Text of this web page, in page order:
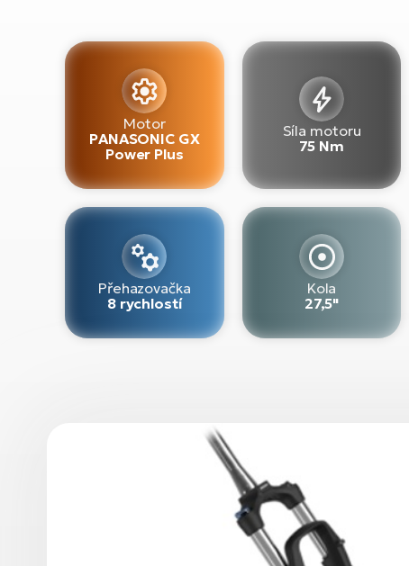
Motor
PANASONIC GX
Power Plus
Síla motoru
75 Nm
Přehazovačka
8 rychlostí
Kola
27,5"